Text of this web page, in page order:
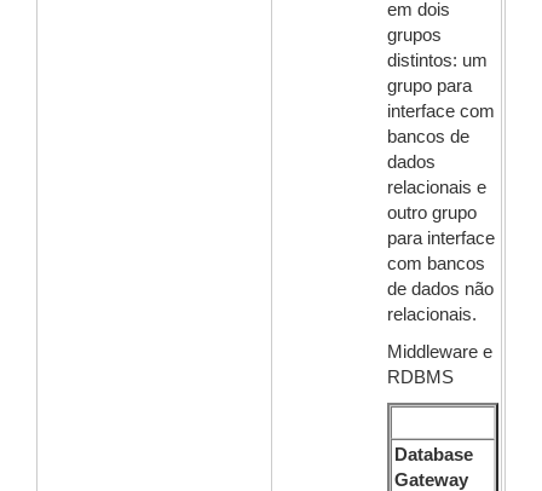
em dois
grupos
distintos: um
grupo para
interface com
bancos de
dados
relacionais e
outro grupo
para interface
com bancos
de dados não
relacionais.
Middleware e
RDBMS
Database
Gateway